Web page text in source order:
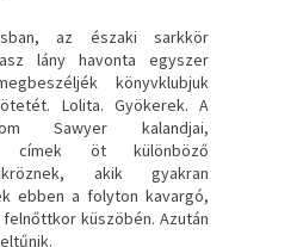
az északi sarkkör
lány havonta egyszer
könyvklubjuk
Lolita. Gyökerek. A
Sawyer kalandjai,
címek öt különböző
akik gyakran
ebben a folyton kavargó,
küszöbén. Azután